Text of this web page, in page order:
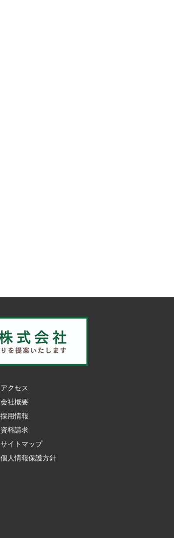
アクセス
会社概要
採用情報
資料請求
サイトマップ
個人情報保護方針